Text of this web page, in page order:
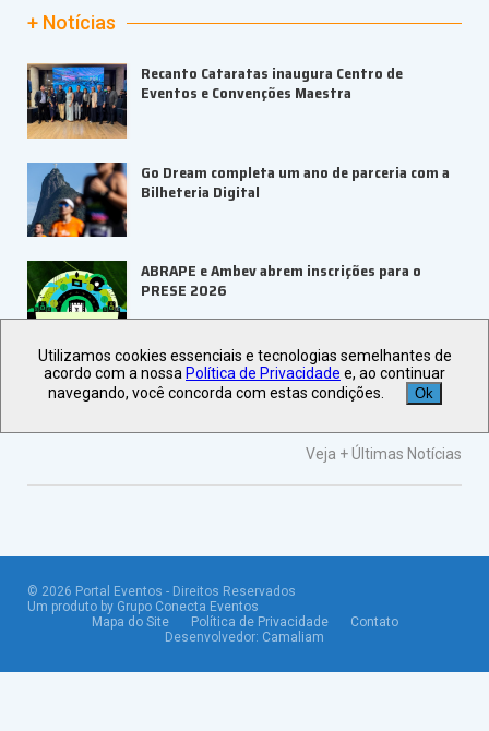
+ Notícias
Recanto Cataratas inaugura Centro de
Eventos e Convenções Maestra
Go Dream completa um ano de parceria com a
Bilheteria Digital
ABRAPE e Ambev abrem inscrições para o
PRESE 2026
ALAGEV aponta tendências para viagens
corporativas em 2027
Veja +Últimas Notícias
© 2026 Portal Eventos - Direitos Reservados
Um produto by Grupo Conecta Eventos
Mapa do Site
Política de Privacidade
Contato
Desenvolvedor: Camaliam
Utilizamos cookies essenciais e tecnologias semelhantes de
acordo com a nossa Política de Privacidade e, ao continuar
navegando, você concorda com estas condições.
Ok